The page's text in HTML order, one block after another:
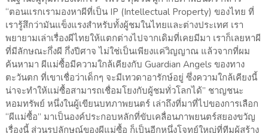
“ตอนแรกเรามองหาผีที่เป็น IP (Intellectual Property) ของไทย ที่
เรารู้สึกว่ามันแข็งแรงสำหรับทั้งผู้ชมในไทยและต่างประเทศ เรา
พยายามเล่าเรื่องผีไทยให้แตกต่างไปจากเดิมที่เคยมีมา เราก็เลยหาผี
ที่มีลักษณะกึ่งผี กึ่งปีศาจ ไม่ใช่เป็นเพียงแค่วิญญาณ แล้วจากที่ผม
ค้นหามา ผีแม่ซื้อมีความใกล้เคียงกับ Guardian Angels ของทาง
ตะวันตก ที่เขาเชื่อว่าเด็กๆ จะมีเทวดาอารักษ์อยู่ ซึ่งความใกล้เคียงนี้
น่าจะทำให้แม่ซื้อสามารถเชื่อมโยงกับผู้ชมทั่วโลกได้” ชาญชนะ
หอมทรัพย์ หนึ่งในผู้เขียนบทภาพยนตร์ เล่าถึงที่มาที่ไปของการเลือก
“ผีแม่ซื้อ” มาเป็นองค์ประกอบหลักที่ขับเคลื่อนภาพยนตร์สยองขวัญ
เรื่องนี้ ส่วนรูปลักษณ์ของผีแม่ซื้อ ก็เป็นอีกหนึ่งโจทย์ใหญ่ที่ทีมผู้สร้าง